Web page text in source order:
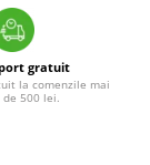
gratuit
la comenzile mai
de 500 lei.